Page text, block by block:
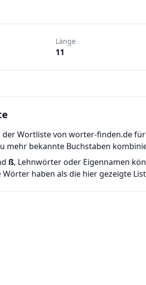
Länge
11
der Wortliste von worter-finden.de
mehr bekannte Buchstaben
ß, Lehnwörter oder Eigennamen
haben als die hier gezeigte